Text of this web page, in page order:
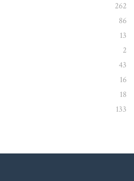
262
86
13
2
43
16
18
133